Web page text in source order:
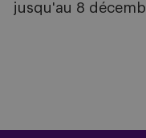
jusqu'au 8